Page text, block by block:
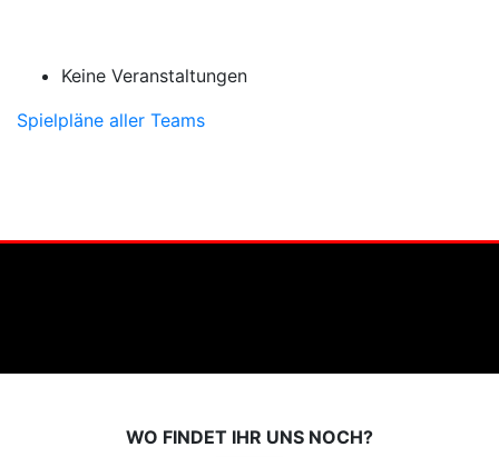
Keine Veranstaltungen
Spielpläne aller Teams
WO FINDET IHR UNS NOCH?